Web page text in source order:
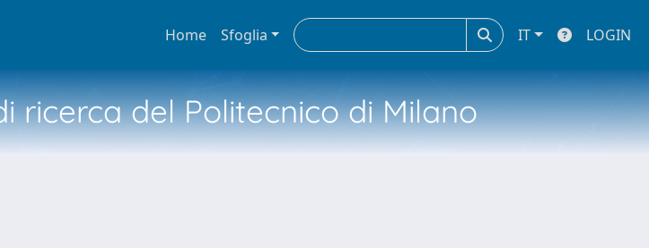
Home Sfoglia IT LOGIN
ricerca del Politecnico di Milano